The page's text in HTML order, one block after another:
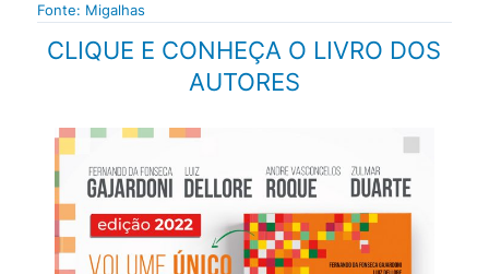
Fonte: Migalhas
CLIQUE E CONHEÇA O LIVRO DOS
AUTORES